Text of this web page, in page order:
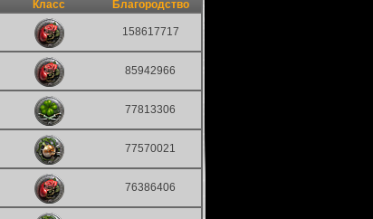
Класс Благородство
158617717
85942966
77813306
77570021
76386406